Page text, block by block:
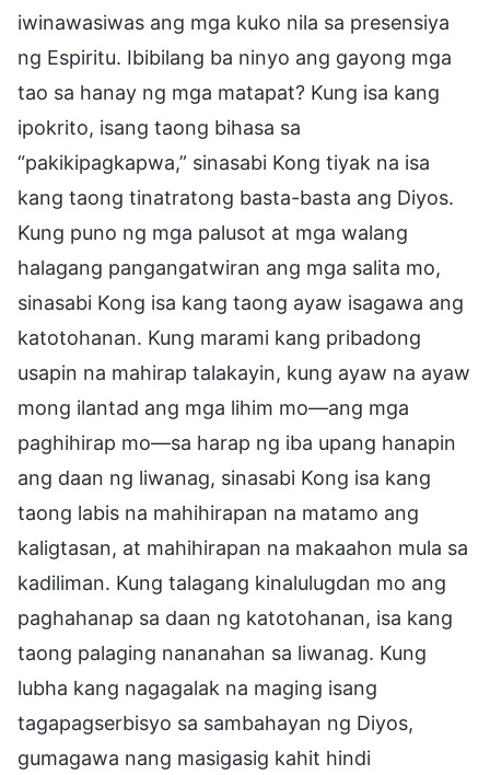
iwinawasiwas ang mga kuko nila sa presensiya
ng Espiritu. Ibibilang ba ninyo ang gayong mga
tao sa hanay ng mga matapat? Kung isa kang
ipokrito, isang taong bihasa sa
“pakikipagkapwa,” sinasabi Kong tiyak na isa
kang taong tinatratong basta-basta ang Diyos.
Kung puno ng mga palusot at mga walang
halagang pangangatwiran ang mga salita mo,
sinasabi Kong isa kang taong ayaw isagawa ang
katotohanan. Kung marami kang pribadong
usapin na mahirap talakayin, kung ayaw na ayaw
mong ilantad ang mga lihim mo—ang mga
paghihirap mo—sa harap ng iba upang hanapin
ang daan ng liwanag, sinasabi Kong isa kang
taong labis na mahihirapan na matamo ang
kaligtasan, at mahihirapan na makaahon mula sa
kadiliman. Kung talagang kinalulugdan mo ang
paghahanap sa daan ng katotohanan, isa kang
taong palaging nananahan sa liwanag. Kung
lubha kang nagagalak na maging isang
tagapagserbisyo sa sambahayan ng Diyos,
gumagawa nang masigasig kahit hindi